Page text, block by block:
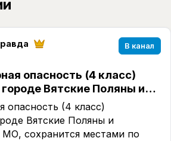
В канал
опасность (4 класс)
Вятские Поляны и…
опасность (4 класс)
Вятские Поляны и
МО, сохранится местами по